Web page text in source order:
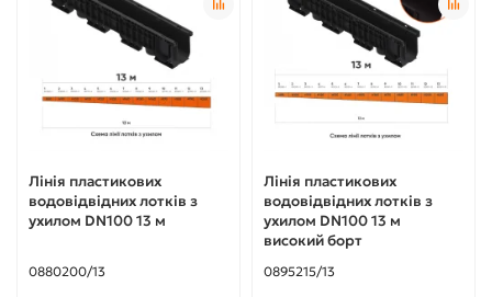
Лінія пластикових
водовідвідних лотків з
ухилом DN100 13 м
0880200/13
Лінія пластикових
водовідвідних лотків з
ухилом DN100 13 м
високий борт
0895215/13